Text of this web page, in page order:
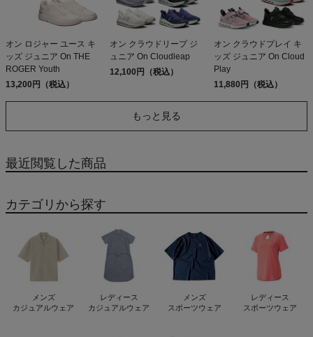
オン ロジャー ユース キ
ッズ ジュニア On THE
ROGER Youth
13,200円（税込）
オン クラウドリープ ジ
ュニア On Cloudleap
12,100円（税込）
オン クラウドプレイ キ
ッズ ジュニア On Cloud
Play
11,880円（税込）
もっと見る
最近閲覧した商品
カテゴリから探す
メンズ
カジュアルウェア
レディース
カジュアルウェア
メンズ
スポーツウェア
レディース
スポーツウェア